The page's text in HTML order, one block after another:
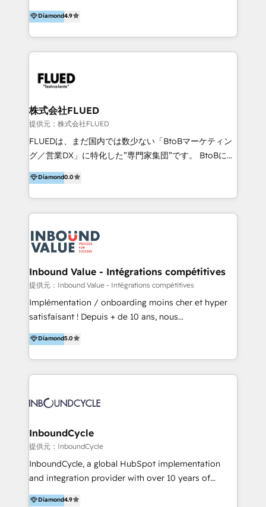
50% più alto tra i nostri clienti rispetto le altre
aziende. Lavoriamo con aziende B2B tra i 5 e i 35
massimizzare il ritorno sugli investimenti.
ーコードCMS構築、CRM／MA／SFAの設計・運用、他
システムAPI連携・開発、営業定着支援、カスタマーサ
クセス体制の設計まで、ワンストップ完結できる支援体
制を整えています。 HubSpotの導入支援だけでなく、
ナリオ設計まで含めてご提案。「導入して終わり」では
と。それが、ハブワンのスタンスです。 また、
HubSpotはもちろん、ferret One、WordPress、
Movable Type（Power CMS）などの各種CMSを活用
し、延べ100社以上のBtoB企業のサイト制作経験をもと
ーコードテーマテンプレートを独自開発。 企業のさま
ざまな課題やニーズに対して「戦略、設計・デザイン、
『最適なハブ』になります。 ーーーーーーーーーーー
ーーーーーーーーーーーーーーーーーーー 【プロジェ
90分程度） -現状課題の抽出、現実的な目標の確認 -要
件整理、必要十分なHubSpot製品の組合せのご提案 -お
見積り提示・ご承認、スケジュール決定、プロジェクト
キックオフ -マーケティング戦略策定（KGI）、ウェブ
戦略・戦術の設計（KPI） -全体導線遷移設計、ビジュ
プレート構築（CMS Hub） -顧客ライフサイクルステ
義・構築（Marketing Hub） -営業パイプラインの定
（Salesforce,SanSan,freeeなどとのデータ連携） -テ
スト公開・ブラウザチェック -本番公開、操作レクチャ
ー・マニュアル作成 -運用支援開始 ーーーーーーーーー
ーーーーーーーーーーーーーーーーーーーーー まずは
ハブワンにお気軽にご相談ください。
Diamond4.9
株式会社FLUED
提供元：株式会社FLUED
FLUEDは、まだ国内では数少ない「BtoBマーケティン
グ／営業DX」に特化した”専門家集団”です。 BtoBに特
化し、WEB制作や広告運用などのオンライン施策か
ら、インサイドセールスや展示会などのオフライン施策
まで支援しています。 「経験豊富な”専門家集団”によ
るプロジェクト参加型の支援」で、戦略・企画などのコ
BPO・実務まで幅広いご支援が可能です。 また、2022
年に国内初のBtoB営業DXに関する書籍『業務効率化か
らはじめるBtoB営業DX BtoB営業もここまでデジタル
化できる! 」を出版いたしました。 HubSpotの導入／
活用支援以外にも、下記のようなサービスを提供してい
ます。 - ABMターゲット定義 / リスト作成 - カスタマ
着 - WEB / LP / BtoB-EC制作 - WEB広告(Google/FB
他)運用 - 記事コンテンツ / 動画制作 - インサイドセー
織構築
Diamond0.0
Inbound Value - Intégrations compétitives
提供元：Inbound Value - Intégrations compétitives
Implémentation / onboarding moins cher et hyper
satisfaisant ! Depuis + de 10 ans, nous
accompagnons des entreprises dans
l’automatisation de leur croissance digitale via
HubSpot avec une approche compétitive. Nous
aidons nos clients à générer plus de RDV en
sommes une agence d’Inbound marketing et sales à
Diamond5.0
InboundCycle
提供元：InboundCycle
InboundCycle, a global HubSpot implementation
and integration provider with over 10 years of
experience, serves businesses in diverse industries.
Diamond4.9